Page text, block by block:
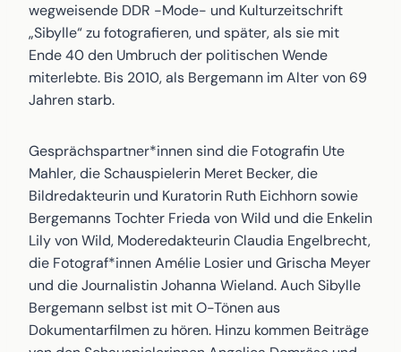
wegweisende DDR -Mode- und Kulturzeitschrift
„Sibylle“ zu fotografieren, und später, als sie mit
Ende 40 den Umbruch der politischen Wende
miterlebte. Bis 2010, als Bergemann im Alter von 69
Jahren starb.
Gesprächspartner*innen sind die Fotografin Ute
Mahler, die Schauspielerin Meret Becker, die
Bildredakteurin und Kuratorin Ruth Eichhorn sowie
Bergemanns Tochter Frieda von Wild und die Enkelin
Lily von Wild, Moderedakteurin Claudia Engelbrecht,
die Fotograf*innen Amélie Losier und Grischa Meyer
und die Journalistin Johanna Wieland. Auch Sibylle
Bergemann selbst ist mit O-Tönen aus
Dokumentarfilmen zu hören. Hinzu kommen Beiträge